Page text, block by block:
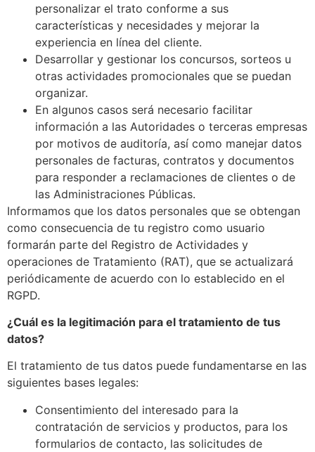
personalizar el trato conforme a sus
características y necesidades y mejorar la
experiencia en línea del cliente.
Desarrollar y gestionar los concursos, sorteos u
otras actividades promocionales que se puedan
organizar.
En algunos casos será necesario facilitar
información a las Autoridades o terceras empresas
por motivos de auditoría, así como manejar datos
personales de facturas, contratos y documentos
para responder a reclamaciones de clientes o de
las Administraciones Públicas.
Informamos que los datos personales que se obtengan
como consecuencia de tu registro como usuario
formarán parte del Registro de Actividades y
operaciones de Tratamiento (RAT), que se actualizará
periódicamente de acuerdo con lo establecido en el
RGPD.
¿Cuál es la legitimación para el tratamiento de tus
datos?
El tratamiento de tus datos puede fundamentarse en las
siguientes bases legales:
Consentimiento del interesado para la
contratación de servicios y productos, para los
formularios de contacto, las solicitudes de